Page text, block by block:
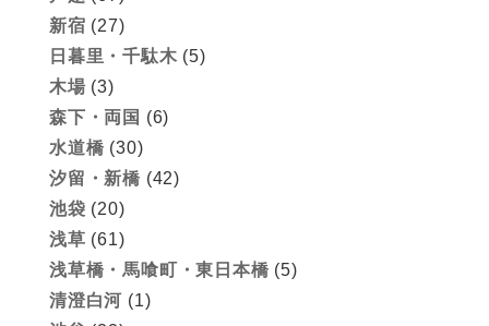
新宿 (27)
日暮里・千駄木 (5)
木場 (3)
森下・両国 (6)
水道橋 (30)
汐留・新橋 (42)
池袋 (20)
浅草 (61)
浅草橋・馬喰町・東日本橋 (5)
清澄白河 (1)